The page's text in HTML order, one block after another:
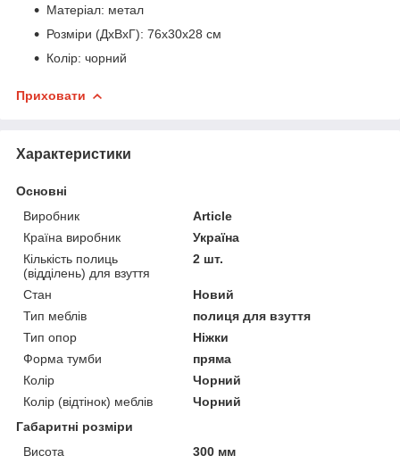
Матеріал: метал
Розміри (ДхВхГ): 76x30х28 см
Колір: чорний
Приховати
Характеристики
Основні
Виробник
Article
Країна виробник
Україна
Кількість полиць
(відділень) для взуття
2 шт.
Стан
Новий
Тип меблів
полиця для взуття
Тип опор
Ніжки
Форма тумби
пряма
Колір
Чорний
Колір (відтінок) меблів
Чорний
Габаритні розміри
Висота
300 мм